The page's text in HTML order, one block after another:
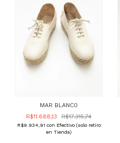
MAR BLANC0
R$11.688,13
R$17.315,74
R$9.934,91 con Efectivo (solo retiro
en Tienda)